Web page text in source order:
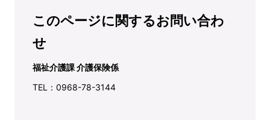
このページに関するお問い合わ
せ
福祉介護課 介護保険係
TEL：0968-78-3144